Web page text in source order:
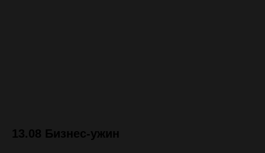
13.08 Бизнес-ужин